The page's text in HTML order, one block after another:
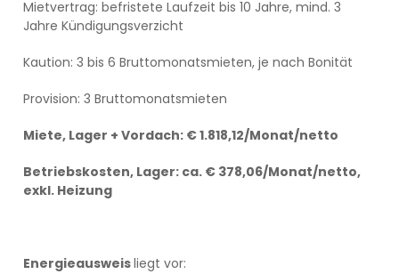
Mietvertrag: befristete Laufzeit bis 10 Jahre, mind. 3
Jahre Kündigungsverzicht
Kaution: 3 bis 6 Bruttomonatsmieten, je nach Bonität
Provision: 3 Bruttomonatsmieten
Miete, Lager + Vordach: € 1.818,12/Monat/netto
Betriebskosten, Lager: ca. € 378,06/Monat/netto,
exkl. Heizung
Energieausweisliegt vor: